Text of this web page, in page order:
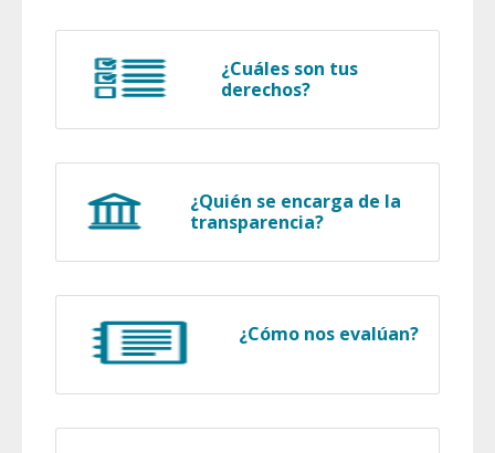
¿Cuáles son tus
derechos?
¿Quién se encarga de la
transparencia?
¿Cómo nos evalúan?